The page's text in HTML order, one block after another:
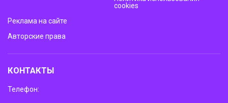
cookies
Реклама на сайте
Авторские права
КОНТАКТЫ
Телефон: